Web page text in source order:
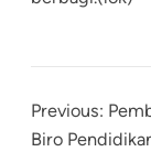
Previous:
Biro